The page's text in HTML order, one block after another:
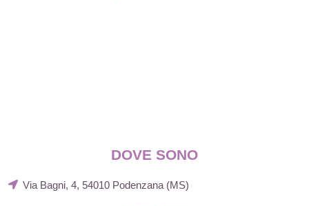
DOVE SONO
Via Bagni, 4, 54010 Podenzana (MS)